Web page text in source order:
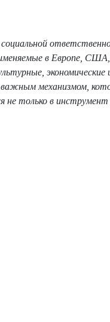
в Европе,
механизмом,
только в